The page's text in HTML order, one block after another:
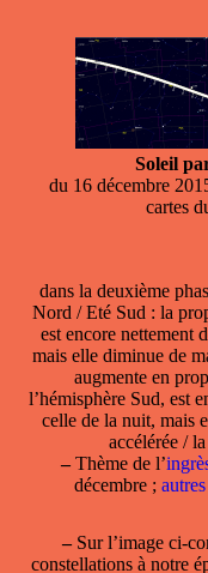
Soleil
du 16 décembre
cartes
dans la deuxième
Nord / Eté Sud : la
est encore nettement
mais elle diminue de
augmente en
l’hémisphère Sud, est
celle de la nuit, mais
accélérée /
–Thème de l’
décembre ;
–Sur l’image ci-
constellations à notre